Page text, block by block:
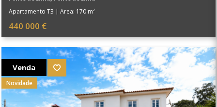
Apartamento T3 | Área: 170 m2
440 000 €
Venda
Novidade